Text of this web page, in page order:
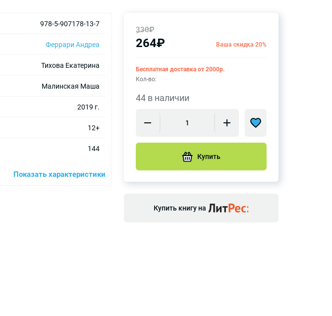
978-5-907178-13-7
Феррари Андреа
Тихова Екатерина
Малинская Маша
2019 г.
12+
144
Показать характеристики
330₽
264₽ Ваша скидка 20%
Бесплатная доставка от 2000р.
Кол-во:
44 в наличии
Купить
Купить книгу на